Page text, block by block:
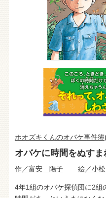
ホオズキくんのオバケ事件簿
オバケに時間をぬすま
作／富安 陽子 絵／小
4年1組のオバケ探偵団に2組